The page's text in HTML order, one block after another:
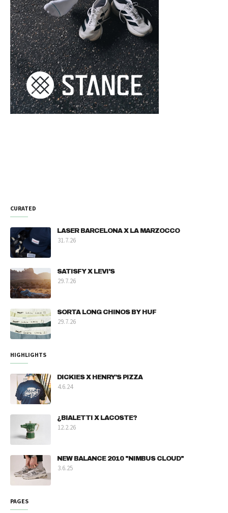
CURATED
LASER BARCELONA X LA MARZOCCO
31.7.26
SATISFY X LEVI'S
29.7.26
SORTA LONG CHINOS BY HUF
29.7.26
HIGHLIGHTS
DICKIES X HENRY'S PIZZA
4.6.24
¿BIALETTI X LACOSTE?
12.2.26
NEW BALANCE 2010 "NIMBUS CLOUD"
3.6.25
PAGES